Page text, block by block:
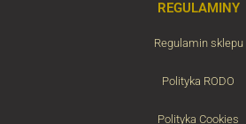
REGULAMINY
Regulamin sklepu
Polityka RODO
Polityka Cookies